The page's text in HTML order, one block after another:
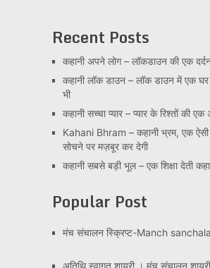
Recent Posts
कहानी अपने लोग – लॉकडाउन की एक
कहानी लॉक डाउन – लॉक डाउन में एक घर
भी
कहानी सच्चा प्यार – प्यार के रिश्तों की एक
Kahani Bhram – कहानी भ्रम, एक ऐसी
सोचने पर मज़बूर कर देगी
कहानी सबसे बड़ी भूल – एक शिक्षा देती
Popular Post
मंच संचालन स्क्रिप्ट-Manch
अतिथि स्वागत शायरी । मंच संचालन